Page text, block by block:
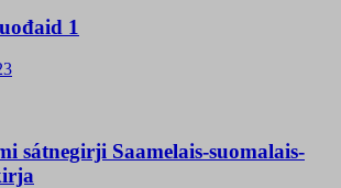
1
sátnegirji Saamelais-suomalais-